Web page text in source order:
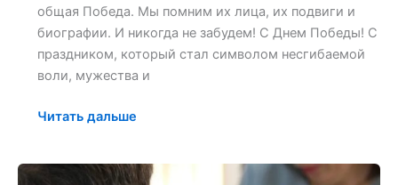
общая Победа. Мы помним их лица, их подвиги и
биографии. И никогда не забудем! С Днем Победы! С
праздником, который стал символом несгибаемой
воли, мужества и
Читать дальше
Слух